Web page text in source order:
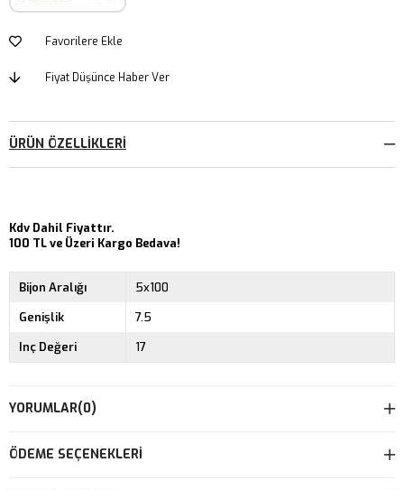
Favorilere Ekle
Fiyat Düşünce Haber Ver
ÜRÜN ÖZELLIKLERI
Kdv Dahil Fiyattır.
100 TL ve Üzeri Kargo Bedava!
Bijon Aralığı
5x100
Genişlik
7.5
Inç Değeri
17
YORUMLAR(0)
ÖDEME SEÇENEKLERI